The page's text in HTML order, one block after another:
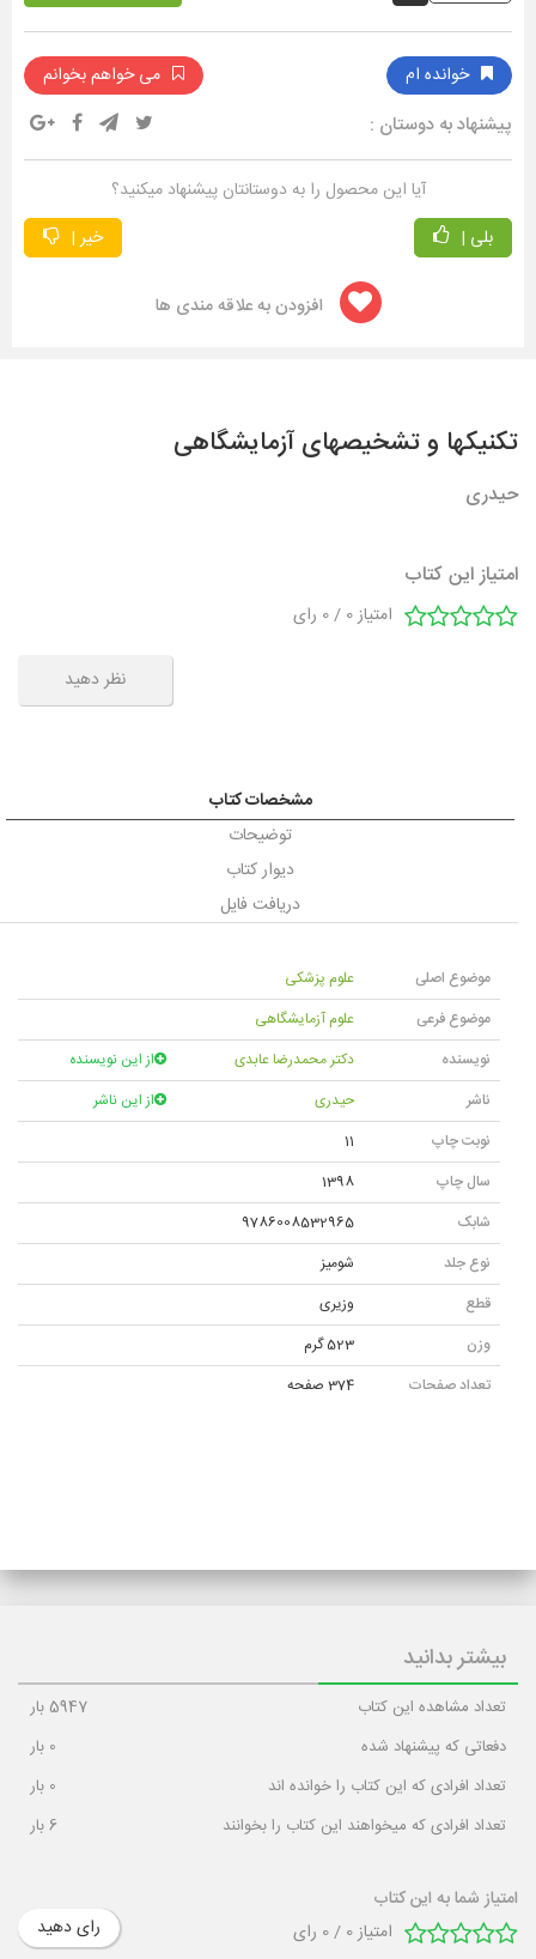
خوانده ام می خواهم بخوانم
پیشنهاد به دوستان :
آیا این محصول را به دوستانتان پیشنهاد میکنید؟
بلی |
خیر |
افزودن به علاقه مندی ها
تکنیکها و تشخیصهای آزمایشگاهی
حیدری
امتیاز این کتاب
امتیاز0
/
0 رای
نظر دهید
مشخصات کتاب
توضیحات
دیوار کتاب
دریافت فایل
موضوع اصلی
علوم پزشکی
موضوع فرعی
علوم آزمایشگاهی
نویسنده
دکتر محمدرضا عابدی
از این نویسنده
ناشر
حیدری
از این ناشر
نوبت چاپ
11
سال چاپ
1398
شابک
9786008532965
نوع جلد
شومیز
قطع
وزیری
وزن
523 گرم
تعداد صفحات
374 صفحه
بیشتر بدانید
تعداد مشاهده این کتاب 5947 بار
دفعاتی که پیشنهاد شده
0 بار
تعداد افرادی که این کتاب را خوانده اند
0 بار
تعداد افرادی که میخواهند این کتاب را بخوانند
6بار
امتیاز شما به این کتاب
امتیاز0
/
0 رای رای دهید